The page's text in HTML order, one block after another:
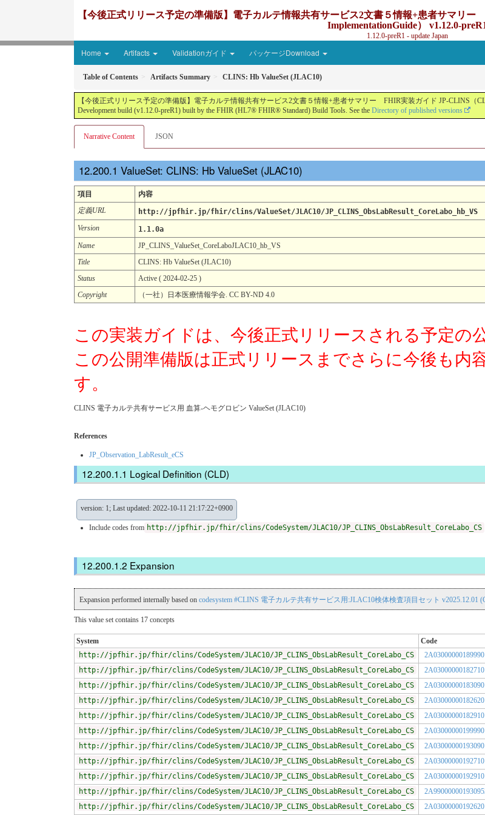
【今後正式リリース予定の準備版】電子カルテ情報共有サービス2文書５情報+患者サマリ
ImplementationGuide） v1.12.0-
1.12.0-preR1 - update Japan
Home Artifacts Validationガイド パッケージDownload
Table of Contents Artifacts Summary CLINS: Hb ValueSet (JLAC10)
【今後正式リリース予定の準備版】電子カルテ情報共有サービス2文書５情報+患者サマリー FHIR実装ガイド JP-CLINS（
Development build (v1.12.0-preR1) built by the FHIR (HL7® FHIR® Standard) Build Tools. See the Directory of published versions
Narrative Content JSON
ValueSet: CLINS: Hb ValueSet (JLAC10)
項目
内容
定義URL
http://jpfhir.jp/fhir/clins/ValueSet/JLAC10/JP_CLINS_ObsLabResult_CoreLabo_hb_VS
Version
1.1.0a
Name
JP_CLINS_ValueSet_CoreLaboJLAC10_hb_VS
Title
CLINS: Hb ValueSet (JLAC10)
Status
Active ( 2024-02-25 )
Copyright
（一社）日本医療情報学会. CC BY-ND 4.0
この実装ガイドは、今後正式リリースされる予定の
この公開準備版は正式リリースまでさらに今後も内
す。
CLINS 電子カルテ共有サービス用 血算-ヘモグロビン ValueSet (JLAC10)
References
JP_Observation_LabResult_eCS
Logical Definition (CLD)
version: 1; Last updated: 2022-10-11 21:17:22+0900
Include codes from http://jpfhir.jp/fhir/clins/CodeSystem/JLAC10/JP_CLINS_ObsLabResult_CoreLabo_CS
Expansion
Expansion performed internally based on codesystem #CLINS 電子カルテ共有サービス用:JLAC10検体検査項目セット v2025.12.01
This value set contains 17 concepts
System Code
http://jpfhir.jp/fhir/clins/CodeSystem/JLAC10/JP_CLINS_ObsLabResult_CoreLabo_CS
http://jpfhir.jp/fhir/clins/CodeSystem/JLAC10/JP_CLINS_ObsLabResult_CoreLabo_CS
http://jpfhir.jp/fhir/clins/CodeSystem/JLAC10/JP_CLINS_ObsLabResult_CoreLabo_CS
http://jpfhir.jp/fhir/clins/CodeSystem/JLAC10/JP_CLINS_ObsLabResult_CoreLabo_CS
http://jpfhir.jp/fhir/clins/CodeSystem/JLAC10/JP_CLINS_ObsLabResult_CoreLabo_CS
http://jpfhir.jp/fhir/clins/CodeSystem/JLAC10/JP_CLINS_ObsLabResult_CoreLabo_CS
http://jpfhir.jp/fhir/clins/CodeSystem/JLAC10/JP_CLINS_ObsLabResult_CoreLabo_CS
http://jpfhir.jp/fhir/clins/CodeSystem/JLAC10/JP_CLINS_ObsLabResult_CoreLabo_CS
http://jpfhir.jp/fhir/clins/CodeSystem/JLAC10/JP_CLINS_ObsLabResult_CoreLabo_CS
http://jpfhir.jp/fhir/clins/CodeSystem/JLAC10/JP_CLINS_ObsLabResult_CoreLabo_CS
http://jpfhir.jp/fhir/clins/CodeSystem/JLAC10/JP_CLINS_ObsLabResult_CoreLabo_CS